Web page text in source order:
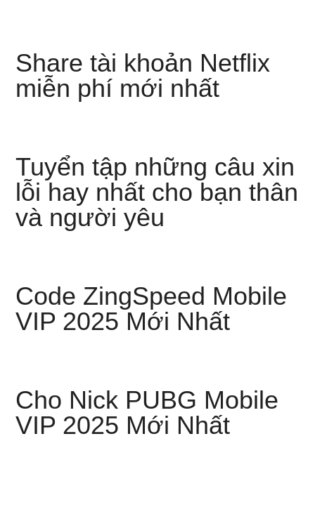
Share tài khoản Netflix
miễn phí mới nhất
Tuyển tập những câu xin
lỗi hay nhất cho bạn thân
và người yêu
Code ZingSpeed Mobile
VIP 2025 Mới Nhất
Cho Nick PUBG Mobile
VIP 2025 Mới Nhất